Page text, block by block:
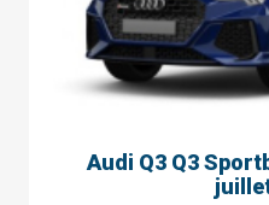
Audi Q3 Q3